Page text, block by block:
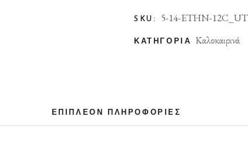
SKU: 5-14-ETHN-
ΚΑΤΗΓΟΡΊΑ Καλοκαιρινά
ΕΠΙΠΛΈΟΝ ΠΛΗΡΟΦΟΡΊΕΣ